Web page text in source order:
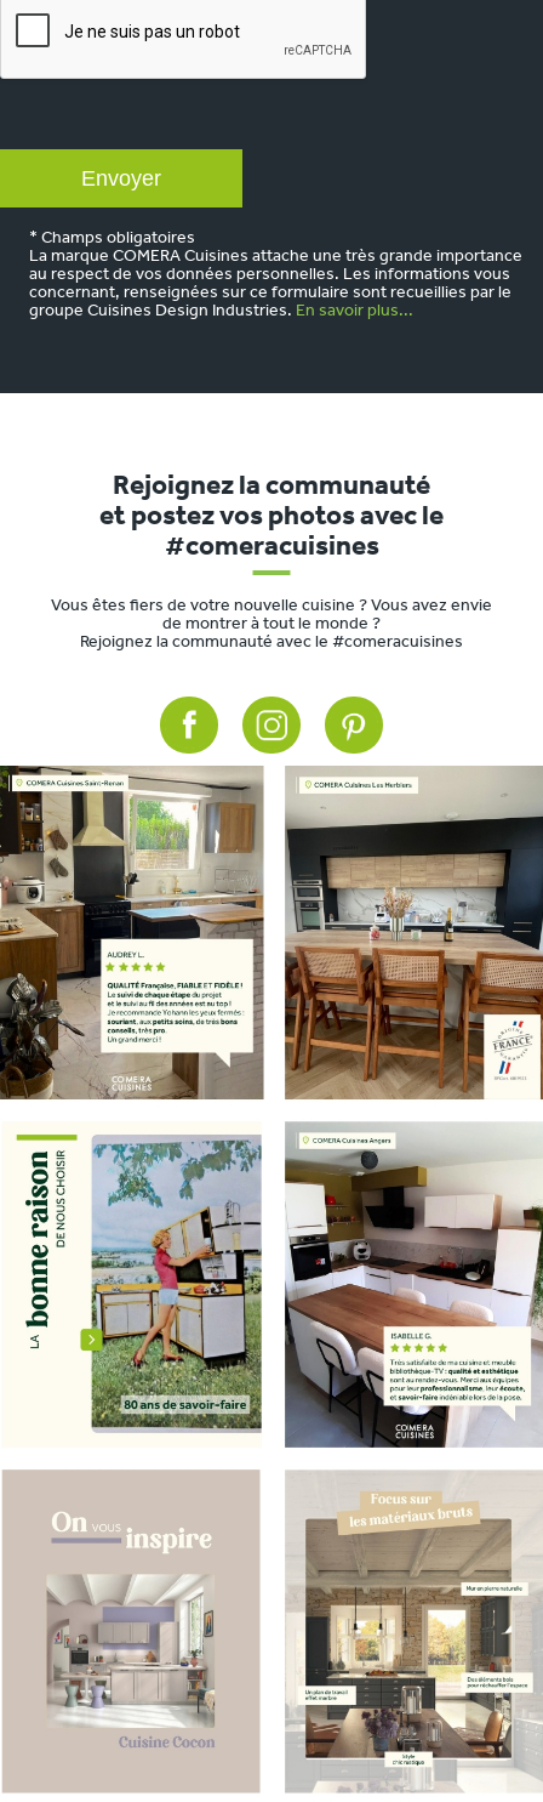
* Champs obligatoires
La marque COMERA Cuisines attache une très grande importance
au respect de vos données personnelles. Les informations vous
concernant, renseignées sur ce formulaire sont recueillies par le
groupe Cuisines Design Industries. En savoir plus...
Rejoignez la communauté
et postez vos photos avec le
#comeracuisines
Vous êtes fiers de votre nouvelle cuisine ? Vous avez envie
de montrer à tout le monde ?
Rejoignez la communauté avec le #comeracuisines